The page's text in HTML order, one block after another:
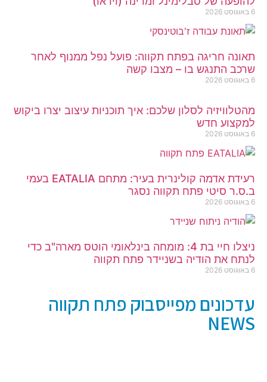
6 באוגוסט 2026
תאונה חריגה בפתח תקווה: פועל נפל ממנוף לאחר
שרכב התנגש בו – מצבו קשה
6 באוגוסט 2026
מהטלוויזיה לסלון שלכם: איך תוכניות עיצוב יצרו ביקוש
למקצוע חדש
6 באוגוסט 2026
רעידת אדמה קולינרית בעיר: מתחם EATALIA בעמי
ב.ס.ר סיטי פתח תקווה נסגר
6 באוגוסט 2026
ניצלו חיי בת 4: מומחה בינלאומי הוטס מארה"ב כדי
לנתח את הודיה בשניידר פתח תקווה
6 באוגוסט 2026
עדכונים מפייסבוק פתח תקווה
NEWS